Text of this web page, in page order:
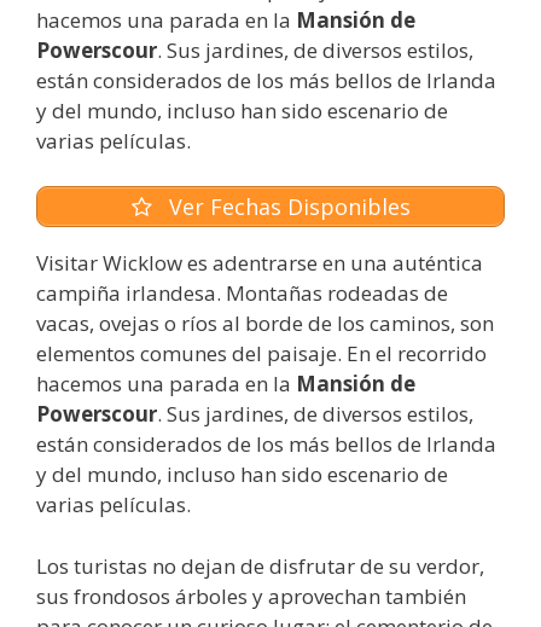
hacemos una parada en la Mansión de
Powerscour. Sus jardines, de diversos estilos,
están considerados de los más bellos de Irlanda
y del mundo, incluso han sido escenario de
varias películas.
Ver Fechas Disponibles
Visitar Wicklow es adentrarse en una auténtica
campiña irlandesa. Montañas rodeadas de
vacas, ovejas o ríos al borde de los caminos, son
elementos comunes del paisaje. En el recorrido
hacemos una parada en la Mansión de
Powerscour. Sus jardines, de diversos estilos,
están considerados de los más bellos de Irlanda
y del mundo, incluso han sido escenario de
varias películas.
Los turistas no dejan de disfrutar de su verdor,
sus frondosos árboles y aprovechan también